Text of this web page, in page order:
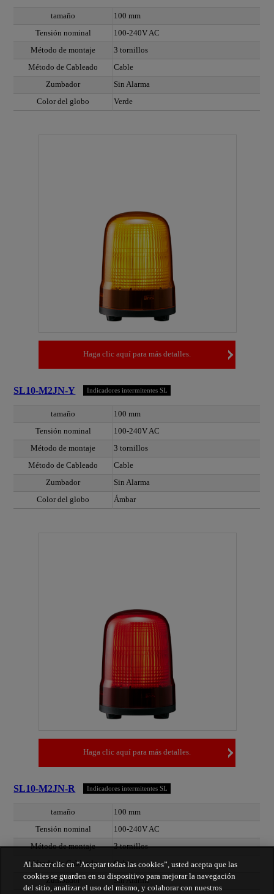
tamaño
100 mm
Tensión nominal
100-240V AC
Método de montaje
3 tornillos
Método de Cableado
Cable
Zumbador
Sin Alarma
Color del globo
Verde
Haga clic aquí para más detalles.
SL10-M2JN-Y Indicadores intermitentes SL
tamaño
100 mm
Tensión nominal
100-240V AC
Método de montaje
3 tornillos
Método de Cableado
Cable
Zumbador
Sin Alarma
Color del globo
Ámbar
Haga clic aquí para más detalles.
SL10-M2JN-R Indicadores intermitentes SL
tamaño
100 mm
Tensión nominal
100-240V AC
Método de montaje
3 tornillos
Método de Cableado
Cable
Zumbador
Sin Alarma
Al hacer clic en “Aceptar todas las cookies”, usted acepta que las
cookies se guarden en su dispositivo para mejorar la navegación
del sitio, analizar el uso del mismo, y colaborar con nuestros